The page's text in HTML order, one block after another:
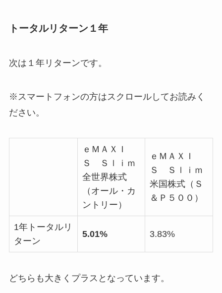
トータルリターン１年
次は１年リターンです。
※スマートフォンの方はスクロールしてお読みく
ださい。
ｅＭＡＸＩ
Ｓ Ｓｌｉｍ
全世界株式
（オール・カ
ントリー）
ｅＭＡＸＩ
Ｓ Ｓｌｉｍ
米国株式（Ｓ
＆Ｐ５００）
1年トータルリ
ターン
5.01% 3.83%
どちらも大きくプラスとなっています。